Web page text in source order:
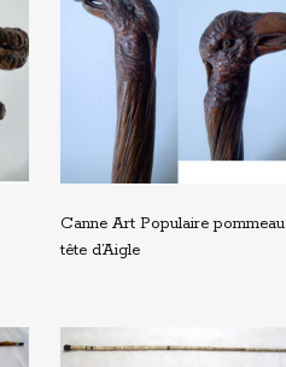
Canne Art Populaire pommeau
tête d’Aigle